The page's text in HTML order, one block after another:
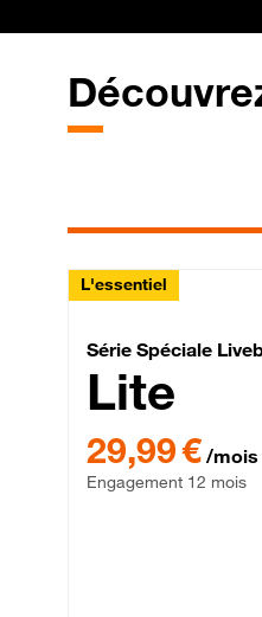
L'essentiel
Série
Série Spéciale
Lite
29,99 € par mois ,
29,99 € /mois
Engagement 12 mois